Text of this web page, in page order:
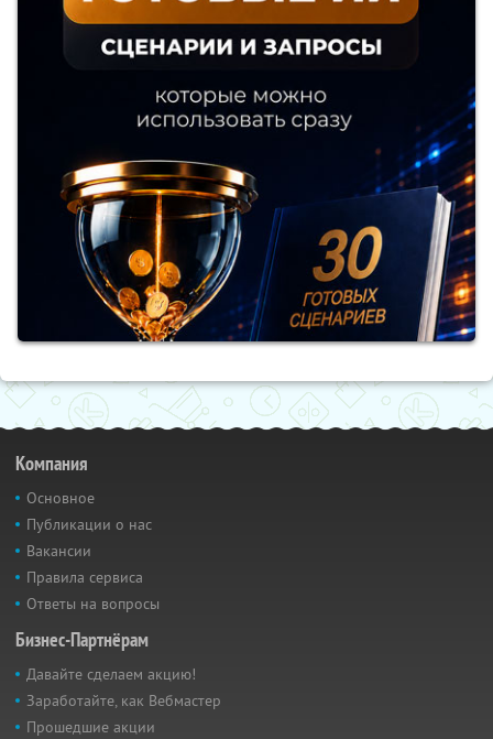
Компания
Основное
Публикации о нас
Вакансии
Правила сервиса
Ответы на вопросы
Бизнес-Партнёрам
Давайте сделаем акцию!
Заработайте, как Вебмастер
Прошедшие акции